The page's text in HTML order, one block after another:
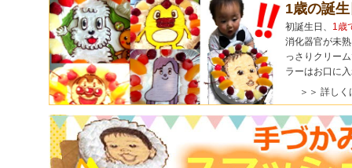
1歳の誕
初誕生日、 1歳
消化器官が未
っさりクリー
ラーはお口に
＞＞ 詳しく